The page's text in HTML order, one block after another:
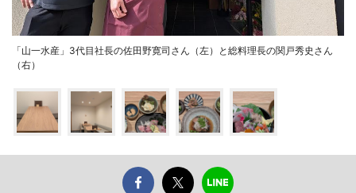
「山一水産」3代目社長の佐田野寛司さん（左）と総料理長の関戸秀史さん
（右）